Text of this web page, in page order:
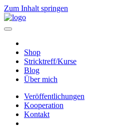
Zum Inhalt springen
Hauptnavigation
Shop
Stricktreff/Kurse
Blog
Über mich
Veröffentlichungen
Kooperation
Kontakt